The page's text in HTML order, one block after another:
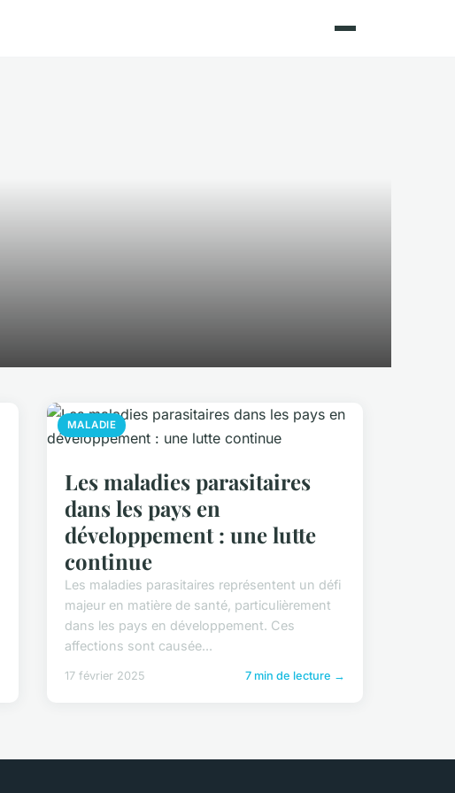
MALADIE
Les maladies parasitaires
dans les pays en
développement : une lutte
continue
Les maladies parasitaires représentent un défi
majeur en matière de santé, particulièrement
dans les pays en développement. Ces
affections sont causée...
17 février 2025 7 min de lecture →